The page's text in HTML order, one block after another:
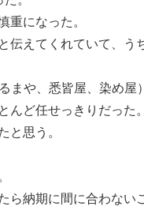
になった。
えてくれていて、う
まや、悉皆屋、染め屋
んど任せっきりだった
思う。
納期に間に合わな